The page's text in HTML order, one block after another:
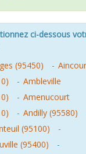
ci-dessous
(95450)
-
- Ambleville
- Amenucourt
- Andilly (95580)
(95100)
-
(95400)
-